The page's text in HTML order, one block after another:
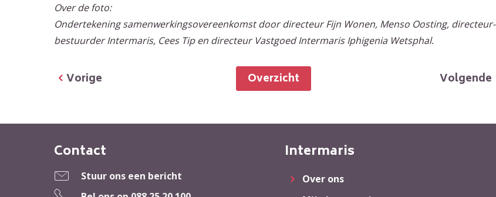
Over de foto:
Ondertekening samenwerkingsovereenkomst door directeur Fijn Wonen, Menso Oosting, directeur-
bestuurder Intermaris, Cees Tip en directeur Vastgoed Intermaris Iphigenia Wetsphal.
Volgende
Overzicht
Vorige
Contactinformatie
Contact
Stuur ons een bericht
Intermaris
Over ons